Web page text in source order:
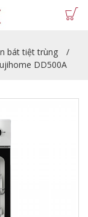
bát tiệt trùng
DD500A